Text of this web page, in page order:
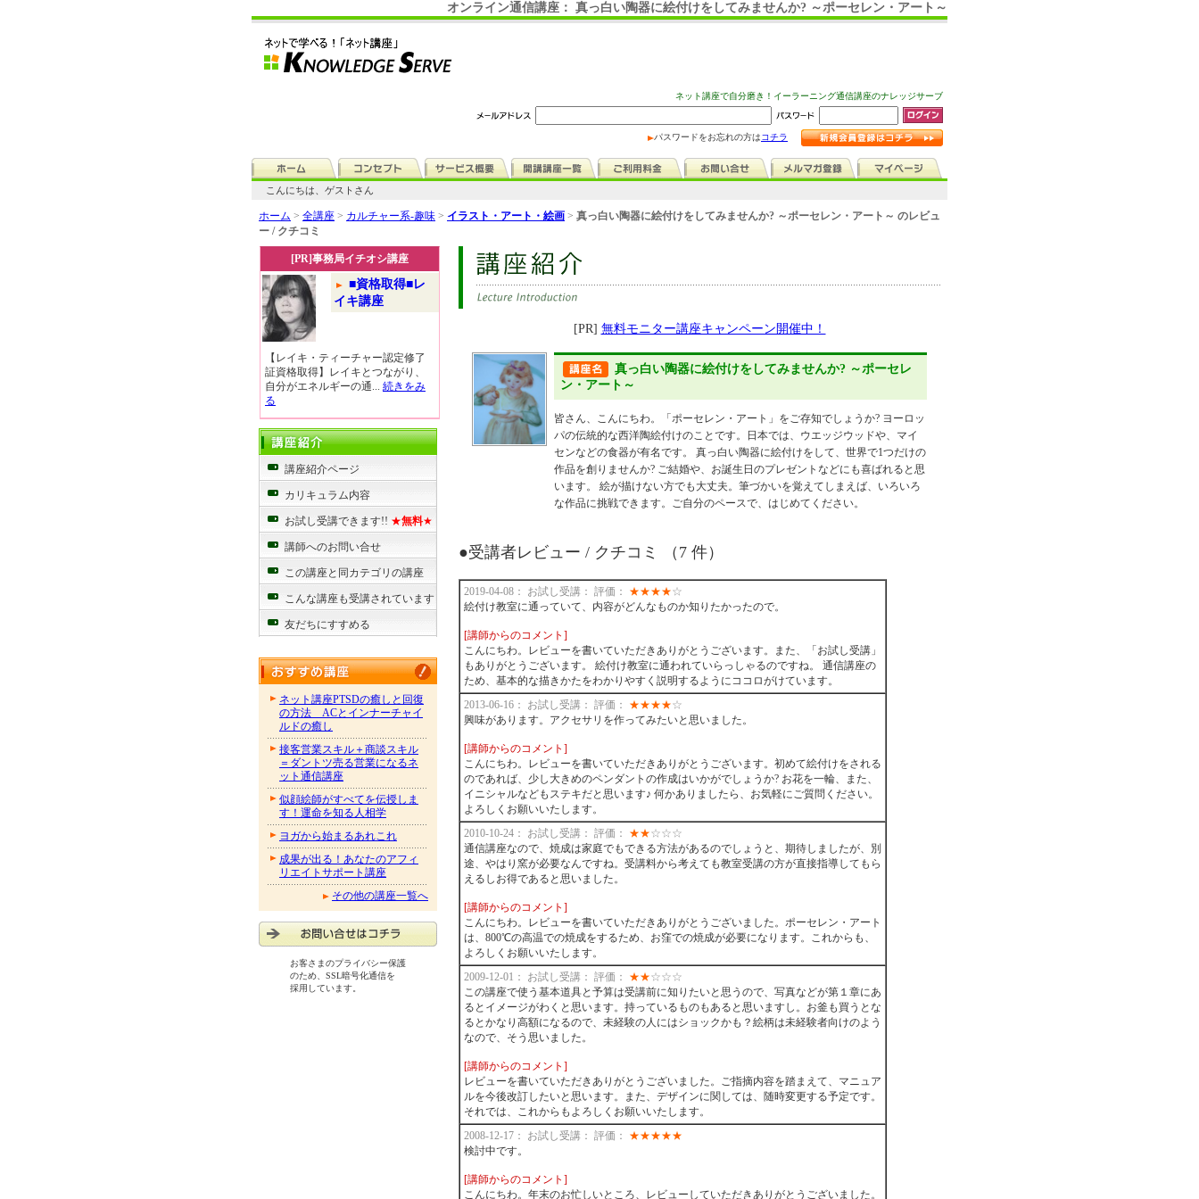
オンライン通信講座： 真っ白い陶器に絵付けをしてみませんか? ～ポーセレン・アート～
ネット講座で自分磨き！イーラーニング通信講座のナレッジサーブ
パスワードをお忘れの方はコチラ
こんにちは、ゲストさん
ホーム > 全講座 > カルチャー系-趣味 > イラスト・アート・絵画 > 真っ白い陶器に絵付けをしてみませんか? ～ポーセレン・アート～ のレビュ
ー / クチコミ
[PR]事務局イチオシ講座
■資格取得■レ
イキ講座
【レイキ・ティーチャー認定修了
証資格取得】レイキとつながり、
自分がエネルギーの通... 続きをみ
る
講座紹介ページ
カリキュラム内容
お試し受講できます!! ★無料★
講師へのお問い合せ
この講座と同カテゴリの講座
こんな講座も受講されています
友だちにすすめる
ネット講座PTSDの癒しと回復
の方法 ACとインナーチャイ
ルドの癒し
接客営業スキル＋商談スキル
＝ダントツ売る営業になるネ
ット通信講座
似顔絵師がすべてを伝授しま
す！運命を知る人相学
ヨガから始まるあれこれ
成果が出る！あなたのアフィ
リエイトサポート講座
その他の講座一覧へ
お客さまのプライバシー保護
のため、SSL暗号化通信を
採用しています。
[PR] 無料モニター講座キャンペーン開催中！
真っ白い陶器に絵付けをしてみませんか? ～ポーセレ
ン・アート～
皆さん、こんにちわ。「ポーセレン・アート」をご存知でしょうか? ヨーロッ
パの伝統的な西洋陶絵付けのことです。日本では、ウエッジウッドや、マイ
センなどの食器が有名です。 真っ白い陶器に絵付けをして、世界で1つだけの
作品を創りませんか? ご結婚や、お誕生日のプレゼントなどにも喜ばれると思
います。 絵が描けない方でも大丈夫。筆づかいを覚えてしまえば、いろいろ
な作品に挑戦できます。ご自分のペースで、はじめてください。
●受講者レビュー / クチコミ （7 件）
2019-04-08： お試し受講： 評価： ★★★★☆
絵付け教室に通っていて、内容がどんなものか知りたかったので。
[講師からのコメント]
こんにちわ。レビューを書いていただきありがとうございます。また、「お試し受講」
もありがとうございます。 絵付け教室に通われていらっしゃるのですね。 通信講座の
ため、基本的な描きかたをわかりやすく説明するようにココロがけています。
2013-06-16： お試し受講： 評価： ★★★★☆
興味があります。アクセサリを作ってみたいと思いました。
[講師からのコメント]
こんにちわ。レビューを書いていただきありがとうございます。初めて絵付けをされる
のであれば、少し大きめのペンダントの作成はいかがでしょうか? お花を一輪、また、
イニシャルなどもステキだと思います♪ 何かありましたら、お気軽にご質問ください。
よろしくお願いいたします。
2010-10-24： お試し受講： 評価： ★★☆☆☆
通信講座なので、焼成は家庭でもできる方法があるのでしょうと、期待しましたが、別
途、やはり窯が必要なんですね。受講料から考えても教室受講の方が直接指導してもら
えるしお得であると思いました。
[講師からのコメント]
こんにちわ。レビューを書いていただきありがとうございました。ポーセレン・アート
は、800℃の高温での焼成をするため、お窪での焼成が必要になります。これからも、
よろしくお願いいたします。
2009-12-01： お試し受講： 評価： ★★☆☆☆
この講座で使う基本道具と予算は受講前に知りたいと思うので、写真などが第１章にあ
るとイメージがわくと思います。持っているものもあると思いますし。お釜も買うとな
るとかなり高額になるので、未経験の人にはショックかも？絵柄は未経験者向けのよう
なので、そう思いました。
[講師からのコメント]
レビューを書いていただきありがとうございました。ご指摘内容を踏まえて、マニュア
ルを今後改訂したいと思います。また、デザインに関しては、随時変更する予定です。
それでは、これからもよろしくお願いいたします。
2008-12-17： お試し受講： 評価： ★★★★★
検討中です。
[講師からのコメント]
こんにちわ。年末のお忙しいところ、レビューしていただきありがとうございました。